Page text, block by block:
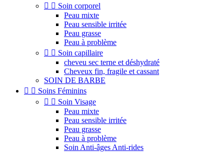
  Soin corporel
Peau mixte
Peau sensible irritée
Peau grasse
Peau à problème
  Soin capillaire
cheveu sec terne et déshydraté
Cheveux fin, fragile et cassant
SOIN DE BARBE
  Soins Féminins
  Soin Visage
Peau mixte
Peau sensible irritée
Peau grasse
Peau à problème
Soin Anti-âges Anti-rides